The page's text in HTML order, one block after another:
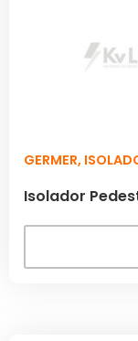
GERMER,
Isolador